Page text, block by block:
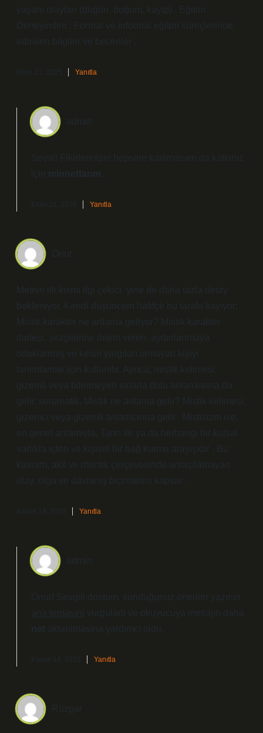
yaşam olayları (düğün, doğum, kayıp) . Eğitim
Deneyimleri : Formal ve informal eğitim süreçlerinde
edinilen bilgiler ve beceriler .
Ekim 21, 2025 Yanıtla
admin
Seval! Fikirlerinizin hepsine katılmasam da katkınız
için minnettarım.
Ekim 21, 2025 Yanıtla
Onur
Metnin ilk kısmı ilgi çekici, yine de daha fazla detay
bekleniyor. Kendi düşüncem hafifçe bu tarafa kayıyor:
Mistik karakter ne anlama geliyor? Mistik karakter
ifadesi, sezgilerine önem veren, aydınlanmaya
odaklanmış ve kesin yargıları olmayan kişiyi
tanımlamak için kullanılır. Ayrıca, mistik kelimesi,
gizemli veya bilinmeyen sırlarla dolu anlamlarına da
gelir. sorumatik. Mistik ne anlama gelir? Mistik kelimesi,
gizemci veya gizemli anlamlarına gelir . Mistisizm ise,
en genel anlamıyla, Tanrı ile ya da herhangi bir kutsal
varlıkla içten ve kişisel bir bağ kurma arayışıdır . Bu
kavram, akıl ve mantık çerçevesinde anlaşılamayan
olay, olgu ve davranış biçimlerini kapsar .
Kasım 14, 2025 Yanıtla
admin
Onur! Sevgili dostum, sunduğunuz öneriler yazının
ana temasını
vurguladı ve okuyucuya mesajın daha
net aktarılmasına yardımcı oldu.
Kasım 14, 2025 Yanıtla
Rüzgar